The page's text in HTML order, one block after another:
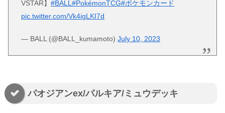
VSTAR】#BALL#PokémonTCG#ポケモンカード
pic.twitter.com/Vk4igLKI7d
— BALL (@BALL_kumamoto)July 10, 2023
パオジアンex/パルキア/ミュウデッキ